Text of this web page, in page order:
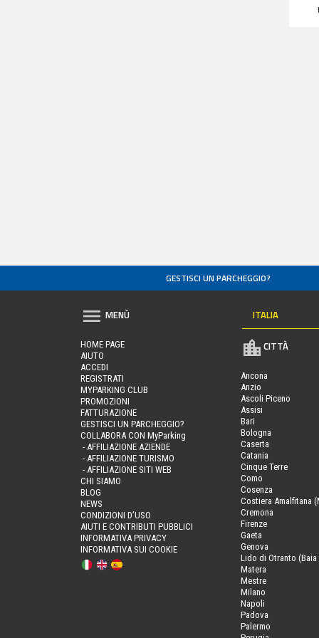
GESTISCI UN PARCHEGGIO?
MENÙ
HOME PAGE
AIUTO
ACCEDI
REGISTRATI
MYPARKING CLUB
PROMOZIONI
FATTURAZIONE
GESTISCI UN PARCHEGGIO?
COLLABORA CON MyParking
- AFFILIAZIONE AZIENDE
- AFFILIAZIONE TURISMO
- AFFILIAZIONE SITI WEB
CHI SIAMO
BLOG
NEWS
CONDIZIONI D’USO
AIUTI E CONTRIBUTI PUBBLICI
INFORMATIVA PRIVACY
INFORMATIVA SUI COOKIE
ITALIA
CITTÀ
Ancona
Anzio
Ascoli Piceno
Assisi
Bari
Bologna
Caserta
Catania
Cinque Terre
Como
Cosenza
Costiera Amalfitana
Cremona
Firenze
Gaeta
Genova
Lido di Otranto (Baia
Matera
Mestre
Milano
Napoli
Padova
Palermo